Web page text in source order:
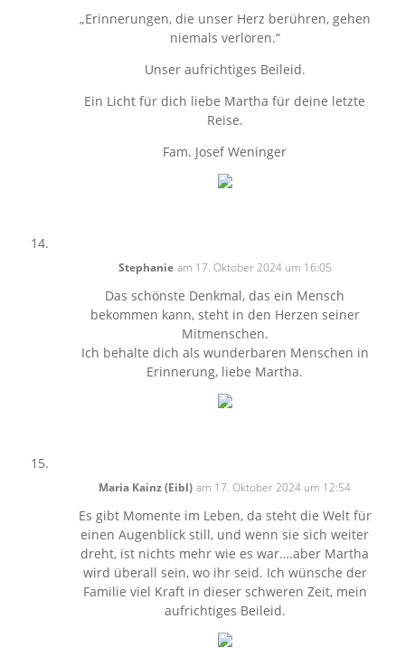
„Erinnerungen, die unser Herz berühren, gehen
niemals verloren.“
Unser aufrichtiges Beileid.
Ein Licht für dich liebe Martha für deine letzte
Reise.
Fam. Josef Weninger
Stephanie am 17. Oktober 2024 um 16:05
Das schönste Denkmal, das ein Mensch
bekommen kann, steht in den Herzen seiner
Mitmenschen.
Ich behalte dich als wunderbaren Menschen in
Erinnerung, liebe Martha.
Maria Kainz (Eibl) am 17. Oktober 2024 um 12:54
Es gibt Momente im Leben, da steht die Welt für
einen Augenblick still, und wenn sie sich weiter
dreht, ist nichts mehr wie es war….aber Martha
wird überall sein, wo ihr seid. Ich wünsche der
Familie viel Kraft in dieser schweren Zeit, mein
aufrichtiges Beileid.